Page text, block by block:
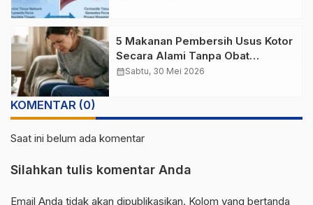
5 Makanan Pembersih Usus Kotor
Secara Alami Tanpa Obat
Pencahar
calendar_monthSabtu, 30 Mei 2026
KOMENTAR (0)
Saat ini belum ada komentar
Silahkan tulis komentar Anda
Email Anda tidak akan dipublikasikan. Kolom yang bertanda